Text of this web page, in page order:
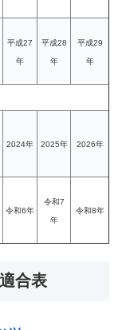
平成27
年
平成28
年
平成29
年
2024年 2025年 2026年
令和6年
令和7
年
令和8年
合表